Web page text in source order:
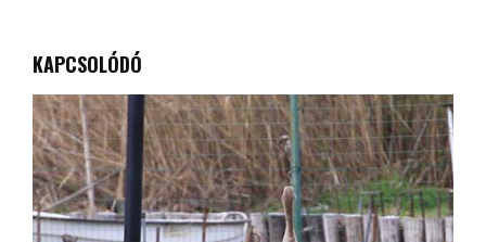
KAPCSOLÓDÓ